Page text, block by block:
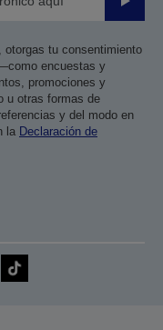
Enviar
otorgas tu consentimiento
encuestas y
promociones y
u otras formas de
y del modo en
la Declaración de